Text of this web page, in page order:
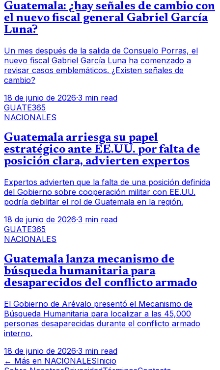
Guatemala: ¿hay señales de cambio con
el nuevo fiscal general Gabriel García
Luna?
Un mes después de la salida de Consuelo Porras, el
nuevo fiscal Gabriel García Luna ha comenzado a
revisar casos emblemáticos. ¿Existen señales de
cambio?
18 de junio de 2026·3 min read
GUATE365
NACIONALES
Guatemala arriesga su papel
estratégico ante EE.UU. por falta de
posición clara, advierten expertos
Expertos advierten que la falta de una posición definida
del Gobierno sobre cooperación militar con EE.UU.
podría debilitar el rol de Guatemala en la región.
18 de junio de 2026·3 min read
GUATE365
NACIONALES
Guatemala lanza mecanismo de
búsqueda humanitaria para
desaparecidos del conflicto armado
El Gobierno de Arévalo presentó el Mecanismo de
Búsqueda Humanitaria para localizar a las 45,000
personas desaparecidas durante el conflicto armado
interno.
18 de junio de 2026·3 min read
← Más en NACIONALESInicio